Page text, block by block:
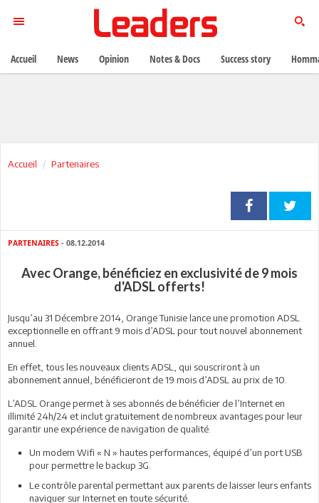
Accueil Partenaires
PARTENAIRES - 08.12.2014
Avec Orange, bénéficiez en exclusivité de 9 mois
d'ADSL offerts!
Jusqu’au 31 Décembre 2014, Orange Tunisie lance une promotion ADSL
exceptionnelle en offrant 9 mois d’ADSL pour tout nouvel abonnement
annuel.
En effet, tous les nouveaux clients ADSL, qui souscriront à un
abonnement annuel, bénéficieront de 19 mois d’ADSL au prix de 10.
L’ADSL Orange permet à ses abonnés de bénéficier de l’Internet en
illimité 24h/24 et inclut gratuitement de nombreux avantages pour leur
garantir une expérience de navigation de qualité.
Un modem Wifi « N » hautes performances, équipé d’un port USB
pour permettre le backup 3G.
Le contrôle parental permettant aux parents de laisser leurs enfants
naviguer sur Internet en toute sécurité.
Accueil News Opinion Notes & Docs Success story